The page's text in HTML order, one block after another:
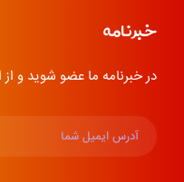
خبرنامه
در خبرنامه ما عضو شوید و